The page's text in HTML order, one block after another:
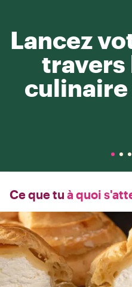
Lancez
travers
culinaire
Ce que tu à quoi